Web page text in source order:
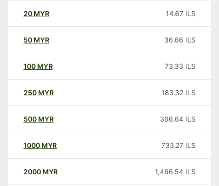
20 MYR 14.67 ILS
50 MYR 36.66 ILS
100 MYR 73.33 ILS
250 MYR 183.32 ILS
500 MYR 366.64 ILS
1000 MYR 733.27 ILS
2000 MYR 1,466.54 ILS